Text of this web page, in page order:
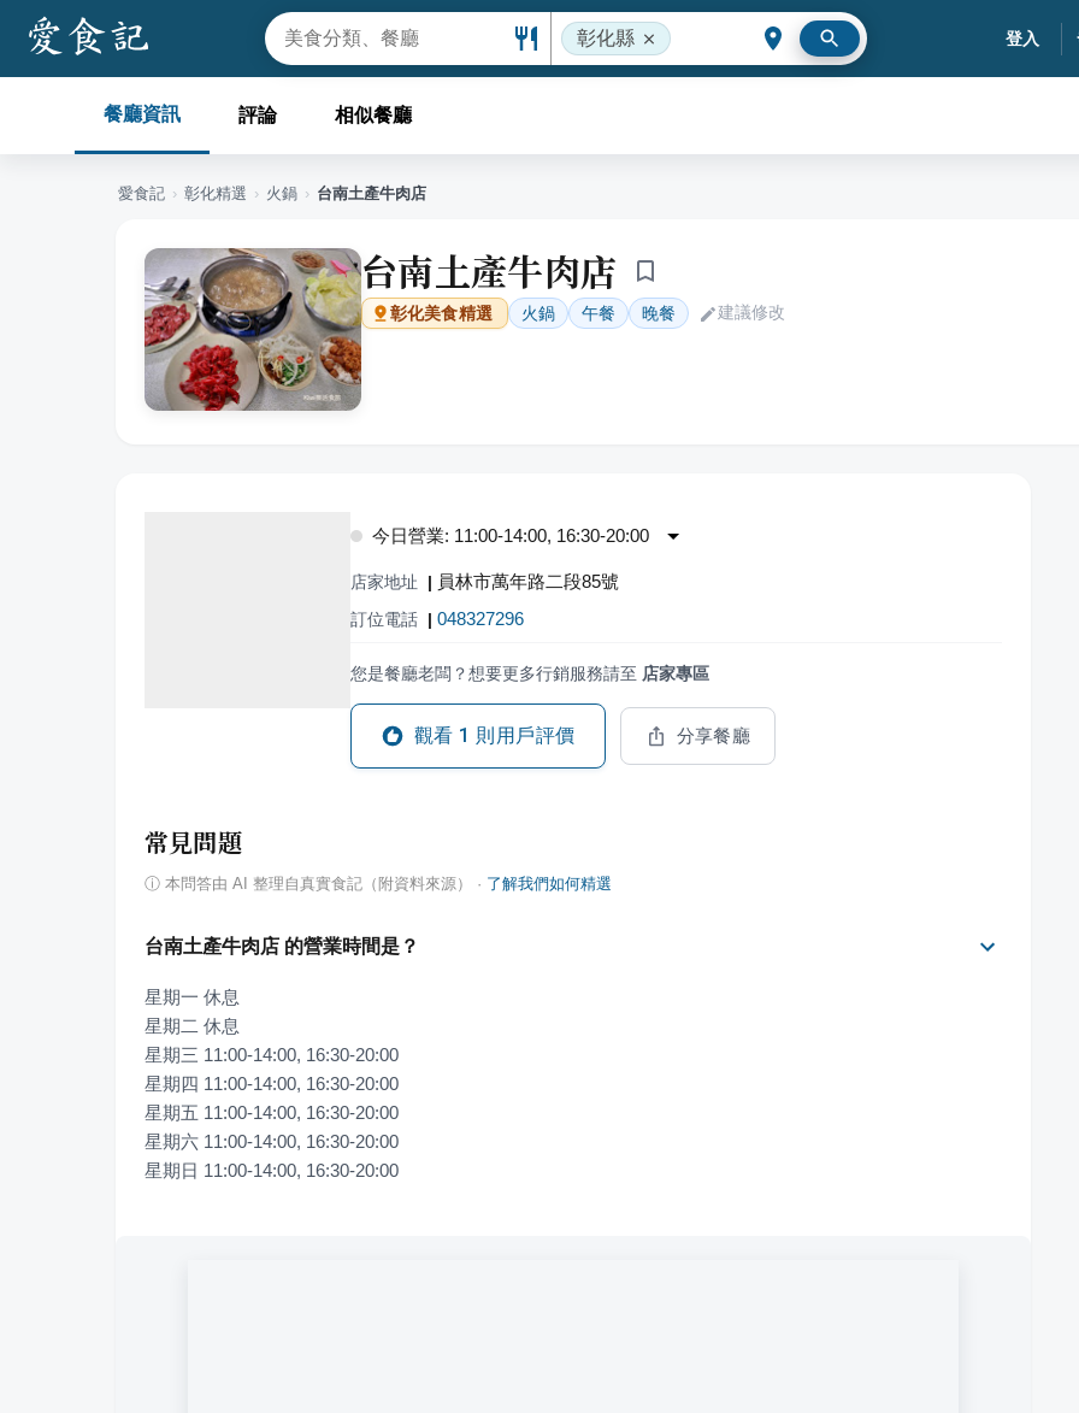
彰化縣 登入
餐廳資訊 評論 相似餐廳
愛食記 › 彰化精選 › 火鍋 › 台南土產牛肉店
台南土產牛肉店
彰化美食精選 火鍋 午餐 晚餐 建議修改
今日營業: 11:00-14:00, 16:30-20:00
店家地址 | 員林市萬年路二段85號
訂位電話 | 048327296
您是餐廳老闆？想要更多行銷服務請至 店家專區
觀看 1 則用戶評價 分享餐廳
常見問題
ⓘ 本問答由 AI 整理自真實食記（附資料來源） · 了解我們如何精選
台南土產牛肉店 的營業時間是？
星期一 休息
星期二 休息
星期三 11:00-14:00, 16:30-20:00
星期四 11:00-14:00, 16:30-20:00
星期五 11:00-14:00, 16:30-20:00
星期六 11:00-14:00, 16:30-20:00
星期日 11:00-14:00, 16:30-20:00